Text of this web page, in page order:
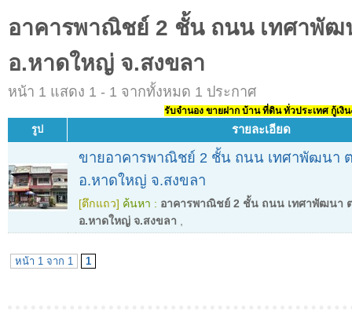
อาคารพาณิชย์ 2 ชั้น ถนน เทศาพั
อ.หาดใหญ่ จ.สงขลา
หน้า 1 แสดง 1 - 1 จากทั้งหมด 1 ประกาศ
รับจำนอง ขายฝาก บ้าน ที่ดิน ทั่วประเทศ กู้เงิ
รูป รายละเอียด
ขายอาคารพาณิชย์ 2 ชั้น ถนน เทศาพัฒนา
อ.หาดใหญ่ จ.สงขลา
[ตึกแถว] ค้นหา : อาคารพาณิชย์ 2 ชั้น ถนน เทศาพัฒนา
อ.หาดใหญ่ จ.สงขลา
หน้า 1 จาก 1 1